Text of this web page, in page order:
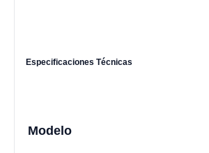
Especificaciones Técnicas
Modelo